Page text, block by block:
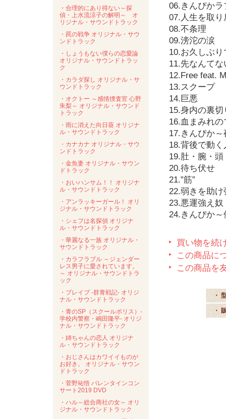
・合理的にあり得ない～探
偵・上水流涼子の解明～ オ
リジナル・サウンドトラック
・罠の戦争 オリジナル・サウ
ンドトラック
・しょうもない僕らの恋愛論
オリジナル・サウンドトラッ
ク
・カラダ探し オリジナル・サ
ウンドトラック
・オクトー ～感情捜査官 心野
朱梨～ オリジナル・サウンド
トラック
・雨に消えた向日葵 オリジナ
ル・サウンドトラック
・カナカナ オリジナル・サウ
ンドトラック
・金魚妻 オリジナル・サウン
ドトラック
・おいハンサム！！ オリジナ
ル・サウンドトラック
・アンラッキーガール！ オリ
ジナル・サウンドトラック
・シェフは名探偵 オリジナ
ル・サウンドトラック
・華麗なる一族 オリジナル・
サウンドトラック
・カラフラブル ～ジェンダー
レス男子に愛されています。
～ オリジナル・サウンドトラ
ック
・ブレイブ -群青戦記- オリジ
ナル・サウンドトラック
・青のSP（スクールポリス）-
学校内警察・嶋田隆平- オリジ
ナル・サウンドトラック
・姉ちゃんの恋人 オリジナ
ル・サウンドトラック
・おじさんはカワイイものが
お好き。 オリジナル・サウン
ドトラック
・菅野祐悟 バレンタインコン
サート2019 DVD
・ハル～総合商社の女～ オリ
ジナル・サウンドトラック
06.きんぴか
07.人生を取り
08.不条理
09.滂沱の涙
10.お久しぶり
11.先なんてな
12.Free feat.
13.スクープ
14.巨悪
15.身内の裏切
16.血まみれの
17.きんぴか
18.背後で動く
19.肚・腕・頭
20.待ち伏せ
21.”筋”
22.弱きを助
23.悪運強え奴
24.きんぴか
買い物を続
この商品に
この商品を
・
・